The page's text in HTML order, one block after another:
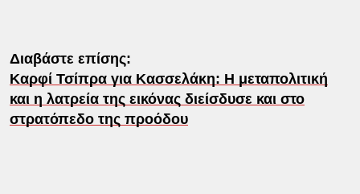
Διαβάστε επίσης:
Καρφί Τσίπρα για Κασσελάκη: Η μεταπολιτική
και η λατρεία της εικόνας διείσδυσε και στο
στρατόπεδο της προόδου